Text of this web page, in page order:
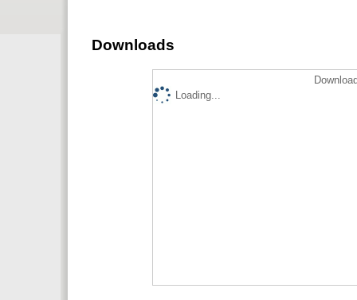
Downloads
Loading...